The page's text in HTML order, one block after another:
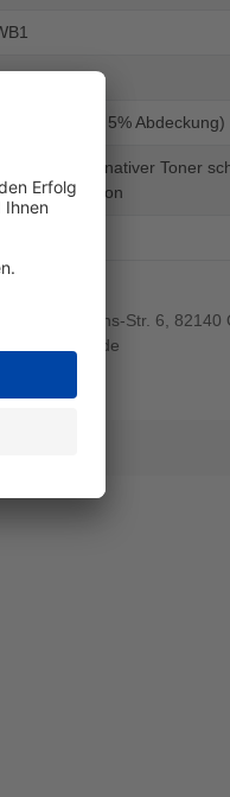
Seiten (Bei 5% Abdeckung)
2110 - alternativer Toner
Revolution
von-Siemens-Str. 6, 82140
gmbh.de